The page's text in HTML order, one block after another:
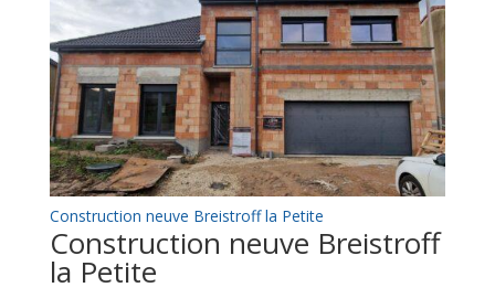
Construction neuve Breistroff la Petite
Construction neuve Breistroff
la Petite